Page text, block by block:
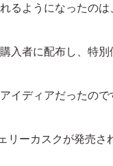
るようになったの
入者に配布し、特
イディアだったので
ーカスクが発売さ